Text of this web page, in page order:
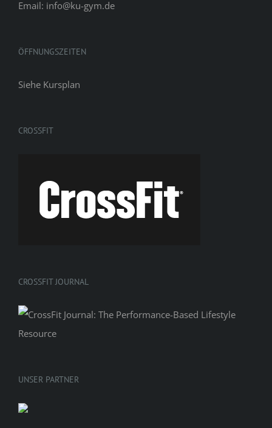
Email: info@ku-gym.de
ÖFFNUNGSZEITEN
Siehe Kursplan
CROSSFIT
CROSSFIT JOURNAL
UNSER PARTNER